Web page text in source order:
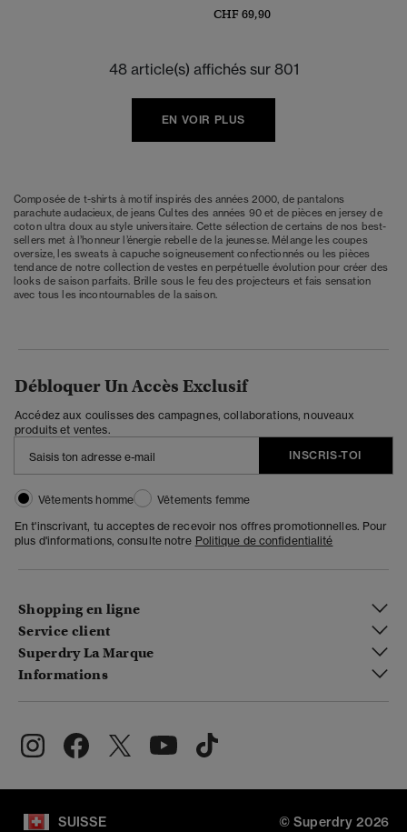
CHF 69,90
48 article(s) affichés sur 801
EN VOIR PLUS
Composée de t-shirts à motif inspirés des années 2000, de pantalons
parachute audacieux, de jeans Cultes des années 90 et de pièces en jersey de
coton ultra doux au style universitaire. Cette sélection de certains de nos best-
sellers met à l’honneur l’énergie rebelle de la jeunesse. Mélange les coupes
oversize, les sweats à capuche soigneusement confectionnés ou les pièces
tendance de notre collection de vestes en perpétuelle évolution pour créer des
looks de saison parfaits. Brille sous le feu des projecteurs et fais sensation
avec tous les incontournables de la saison.
Débloquer Un Accès Exclusif
Accédez aux coulisses des campagnes, collaborations, nouveaux
produits et ventes.
INSCRIS-TOI
Vêtements homme
Vêtements femme
En t'inscrivant, tu acceptes de recevoir nos offres promotionnelles. Pour
plus d'informations, consulte notre Politique de confidentialité
Shopping en ligne
Service client
Superdry La Marque
Informations
SUISSE © Superdry 2026